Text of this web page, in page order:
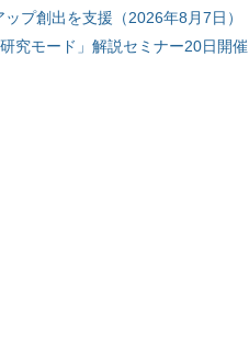
プ創出を支援（2026年8月7日）
究モード」解説セミナー20日開催